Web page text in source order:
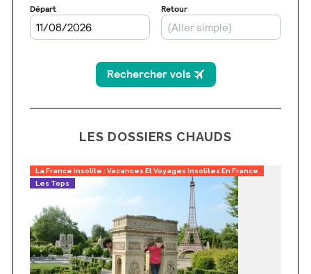
LES DOSSIERS CHAUDS
La France Insolite : Vacances Et Voyages Insolites En France
Les Tops